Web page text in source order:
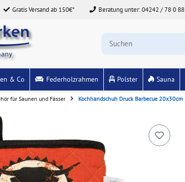
Gratis Versand ab 150€* Beratung unter: 04242 / 78 0 88
& Co Federholzrahmen Polster Sauna
für Saunen und Fässer Kochhandschuh Druck Barbecue 20x30cm